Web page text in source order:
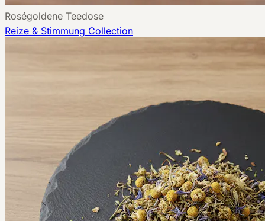
Roségoldene Teedose
Reize & Stimmung Collection